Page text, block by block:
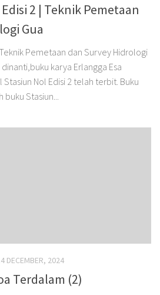
2 | Teknik Pemetaan
Gua
Pemetaan dan Survey Hidrologi
karya Erlangga Esa
Nol Edisi 2 telah terbit. Buku
Stasiun...
DECEMBER, 2024
Terdalam (2)